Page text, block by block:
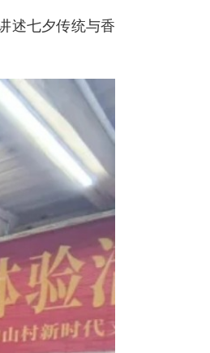
述七夕传统与香